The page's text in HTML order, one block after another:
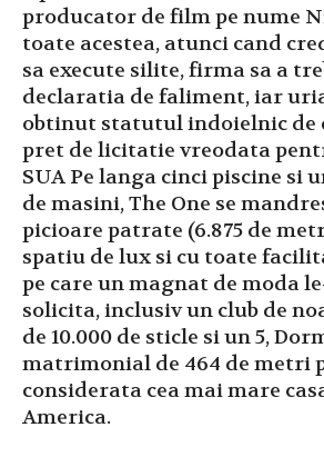
producator de film pe nume
toate acestea, atunci cand
sa execute silite, firma sa a
declaratia de faliment, iar
obtinut statutul indoielnic de
pret de licitatie vreodata
SUA Pe langa cinci piscine si
de masini, The One se
picioare patrate (6.875 de
spatiu de lux si cu toate
pe care un magnat de moda
solicita, inclusiv un club de
de 10.000 de sticle si un 5,
matrimonial de 464 de metri
considerata cea mai mare
America.